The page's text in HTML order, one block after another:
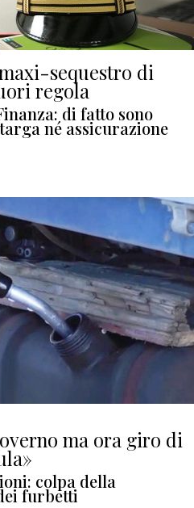
sequestro di
regola
di fatto sono
né assicurazione
ma ora giro di
colpa della
furbetti